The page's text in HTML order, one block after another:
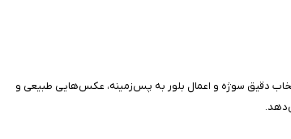
دقیق سوژه و اعمال بلور به پس‌زمینه، عکس‌هایی طبیعی و